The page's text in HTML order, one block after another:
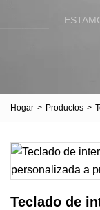
Hogar > Productos >
Teclado de